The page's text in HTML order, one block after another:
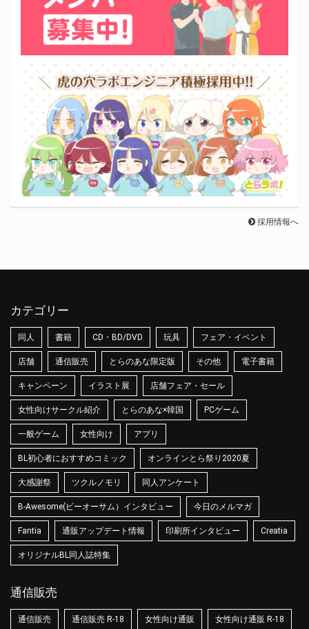
採用情報へ
カテゴリー
同人 書籍 CD・BD/DVD 玩具 フェア・イベント
店舗 通信販売 とらのあな限定版 その他 電子書籍
キャンペーン イラスト展 店舗フェア・セール
女性向けサークル紹介 とらのあな×韓国 PCゲーム
一般ゲーム 女性向け アプリ
BL初心者におすすめコミック オンラインとら祭り2020夏
大感謝祭 ツクルノモリ 同人アンケート
B-Awesome(ビーオーサム）インタビュー 今日のメルマガ
Fantia 通販アップデート情報 印刷所インタビュー Creatia
オリジナルBL同人誌特集
通信販売
通信販売 通信販売 R-18 女性向け通販 女性向け通販 R-18